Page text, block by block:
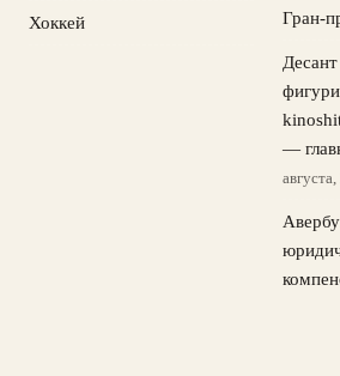
Хоккей
Гран-
—